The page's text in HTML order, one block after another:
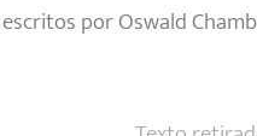
por Oswald